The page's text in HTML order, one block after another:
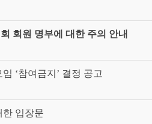
회원 명부에 대한 주의 안내
‘참여금지’ 결정 공고
한 입장문